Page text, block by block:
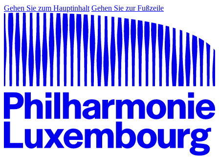
Gehen Sie zum Hauptinhalt Gehen Sie zur Fußzeile